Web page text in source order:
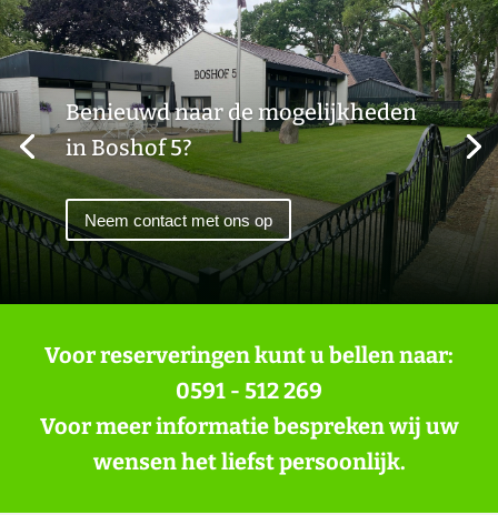
Benieuwd naar de mogelijkheden
in Boshof 5?
Neem contact met ons op
Voor reserveringen kunt u bellen naar:
0591 - 512 269
Voor meer informatie bespreken wij uw
wensen het liefst persoonlijk.